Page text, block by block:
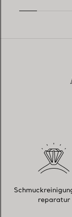
reparatur